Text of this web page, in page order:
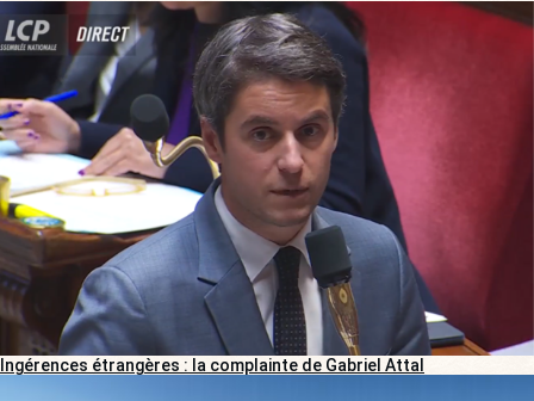
Ingérences étrangères : la complainte de Gabriel Attal